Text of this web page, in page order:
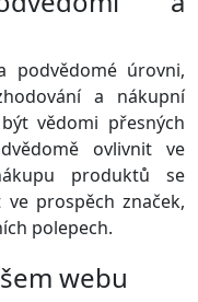
podvědomé úrovni,
a nákupní
vědomi přesných
ovlivnit ve
produktů se
prospěch značek,
polepech.
webu